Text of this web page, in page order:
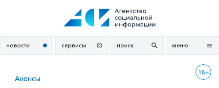
новости сервисы поиск меню
18+
Анонсы